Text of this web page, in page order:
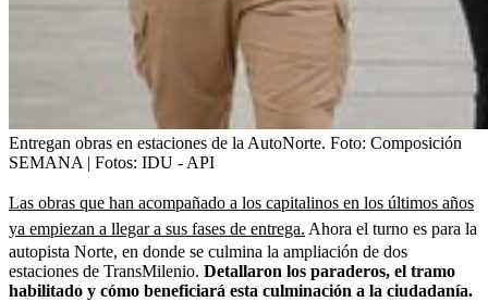
Entregan obras en estaciones de la AutoNorte. Foto: Composición
SEMANA | Fotos: IDU - API
Las obras que han acompañado a los capitalinos en los últimos años
ya empiezan a llegar a sus fases de entrega. Ahora el turno es para la
autopista Norte, en donde se culmina la ampliación de dos
estaciones de TransMilenio. Detallaron los paraderos, el tramo
habilitado y cómo beneficiará esta culminación a la ciudadanía.